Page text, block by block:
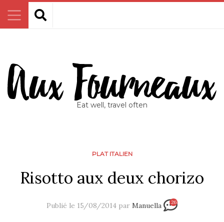
Eat well, travel often
PLAT ITALIEN
Risotto aux deux chorizo
Publié le 15/08/2014 par Manuella 26